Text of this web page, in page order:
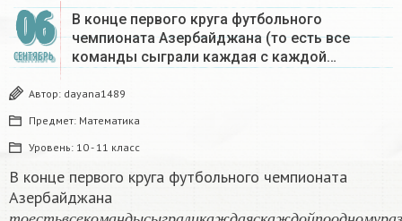
06
СЕНТЯБРЬ
В конце первого круга футбольного
чемпионата Азербайджана (то есть все
команды сыграли каждая с каждой…
Автор: dayana1489
Предмет: Математика
Уровень: 10 - 11 класс
В конце первого круга футбольного чемпионата
Азербайджана
тоестьвсеком